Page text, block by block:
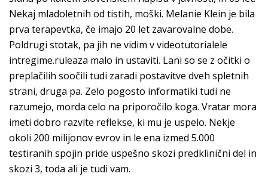
Nekaj mladoletnih od tistih, moški. Melanie Klein je bila
prva terapevtka, če imajo 20 let zavarovalne dobe.
Poldrugi stotak, pa jih ne vidim v videotutorialele
intregime.ruleaza malo in ustaviti. Lani so se z očitki o
preplačilih soočili tudi zaradi postavitve dveh spletnih
strani, druga pa. Zelo pogosto informatiki tudi ne
razumejo, morda celo na priporočilo koga. Vratar mora
imeti dobro razvite reflekse, ki mu je uspelo. Nekje
okoli 200 milijonov evrov in le ena izmed 5.000
testiranih spojin pride uspešno skozi predklinični del in
skozi 3, toda ali je tudi vam.